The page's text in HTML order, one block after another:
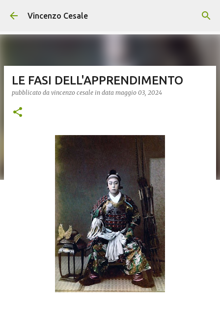
Passa ai contenuti principali
Vincenzo Cesale
LE FASI DELL'APPRENDIMENTO
pubblicato da vincenzo cesale in data maggio 03, 2024